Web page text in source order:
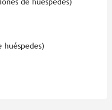
huéspedes)